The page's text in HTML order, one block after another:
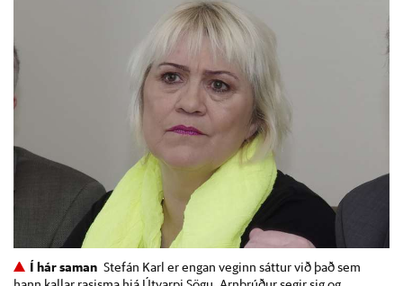
Í hár saman Stefán Karl er engan veginn sáttur við það sem